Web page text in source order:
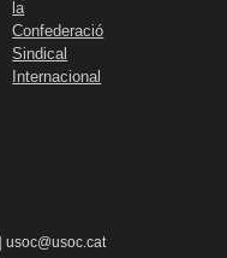
usoc@usoc.cat